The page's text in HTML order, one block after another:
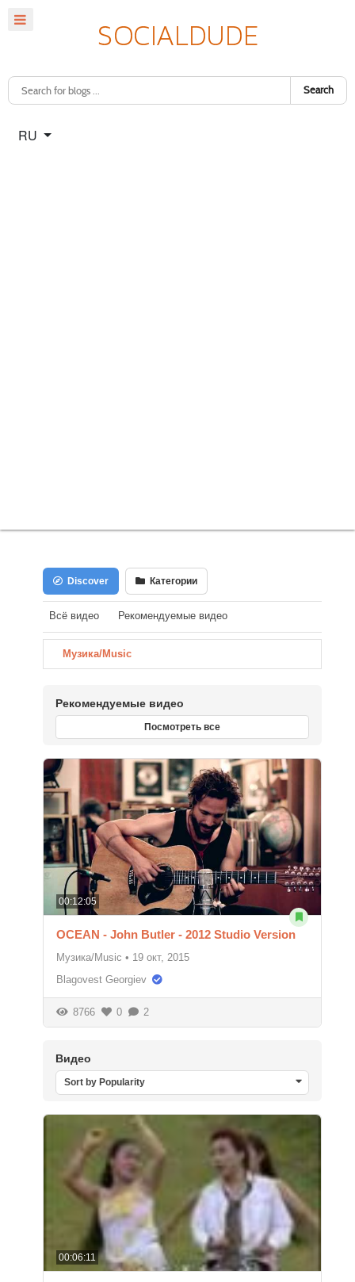
Search
Select your language
RU
Discover Категории
Всё видео Рекомендуемые видео
Музика/Music
Рекомендуемые видео
Посмотреть все
00:12:05
OCEAN - John Butler - 2012 Studio Version
Музика/Music • 19 окт, 2015
Blagovest Georgiev
8766 0 2
Видео
Sort by Popularity
00:06:11